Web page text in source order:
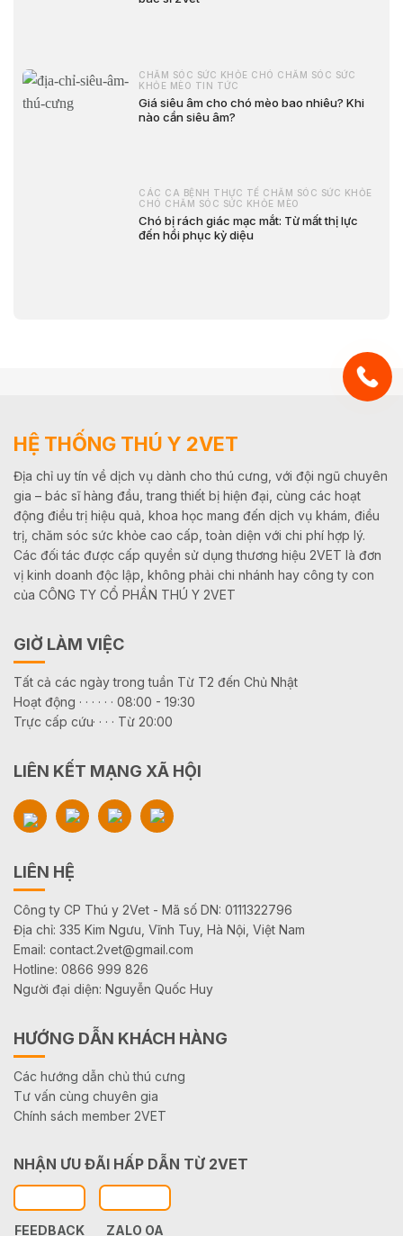
CHĂM SÓC SỨC KHỎE CHÓ CHĂM SÓC SỨC
KHỎE MÈO TIN TỨC
Giá siêu âm cho chó mèo bao nhiêu? Khi
nào cần siêu âm?
CÁC CA BỆNH THỰC TẾ CHĂM SÓC SỨC KHỎE
CHÓ CHĂM SÓC SỨC KHỎE MÈO
Chó bị rách giác mạc mắt: Từ mất thị lực
đến hồi phục kỳ diệu
HỆ THỐNG THÚ Y 2VET
Địa chỉ uy tín về dịch vụ dành cho thú cưng, với đội ngũ chuyên
gia – bác sĩ hàng đầu, trang thiết bị hiện đại, cùng các hoạt
động điều trị hiệu quả, khoa học mang đến dịch vụ khám, điều
trị, chăm sóc sức khỏe cao cấp, toàn diện với chi phí hợp lý.
Các đối tác được cấp quyền sử dụng thương hiệu 2VET là đơn
vị kinh doanh độc lập, không phải chi nhánh hay công ty con
của CÔNG TY CỔ PHẦN THÚ Y 2VET
GIỜ LÀM VIỆC
Tất cả các ngày trong tuần Từ T2 đến Chủ Nhật
Hoạt động · · · · · · 08:00 - 19:30
Trực cấp cứu· · · · Từ 20:00
LIÊN KẾT MẠNG XÃ HỘI
LIÊN HỆ
Công ty CP Thú y 2Vet - Mã số DN: 0111322796
Địa chỉ: 335 Kim Ngưu, Vĩnh Tuy, Hà Nội, Việt Nam
Email: contact.2vet@gmail.com
Hotline: 0866 999 826
Người đại diện: Nguyễn Quốc Huy
HƯỚNG DẪN KHÁCH HÀNG
Các hướng dẫn chủ thú cưng
Tư vấn cùng chuyên gia
Chính sách member 2VET
NHẬN ƯU ĐÃI HẤP DẪN TỪ 2VET
FEEDBACK ZALO OA